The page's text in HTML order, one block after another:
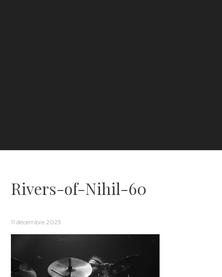
Rivers-of-Nihil-60
11 décembre 2023